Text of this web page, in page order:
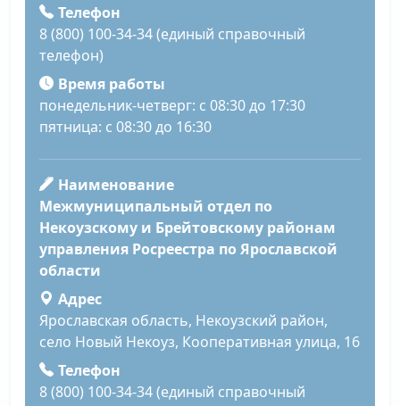
Телефон
8 (800) 100-34-34 (единый справочный
телефон)
Время работы
понедельник-четверг: с 08:30 до 17:30
пятница: с 08:30 до 16:30
Наименование
Межмуниципальный отдел по
Некоузскому и Брейтовскому районам
управления Росреестра по Ярославской
области
Адрес
Ярославская область, Некоузский район,
село Новый Некоуз, Кооперативная улица, 16
Телефон
8 (800) 100-34-34 (единый справочный